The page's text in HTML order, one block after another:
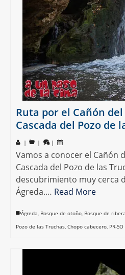
Ruta por el Cañón del
Cascada del Pozo de
| | |
Vamos a conocer el Cañón
Cascada del Pozo de las
descubrimiento muy cerca
Ágreda.… Read More
Ágreda, Bosque de otoño, Bosque de ribera
Pozo de las Truchas, Chopo cabecero, PR-